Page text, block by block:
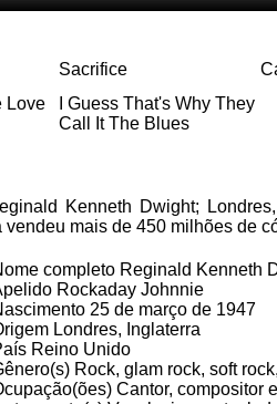
Sacrifice
Love
I Guess That's Why They
Call It The Blues
Kenneth Dwight;
mais de 450 milhões de
completo Reginald Kenneth
Rockaday Johnnie
25 de março de 1947
Londres, Inglaterra
Reino Unido
Rock, glam rock, soft
Cantor, compositor